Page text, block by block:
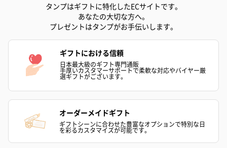
タンプはギフトに特化したECサイトです。
あなたの大切な方へ。
プレゼントはタンプがお手伝いします。
ギフトにおける信頼
日本最大級のギフト専門通販
手厚いカスタマーサポートで柔軟な対応やバイヤー厳
選ギフトがございます。
オーダーメイドギフト
ギフトシーンに合わせた豊富なオプションで特別な日
を彩るカスタマイズが可能です。